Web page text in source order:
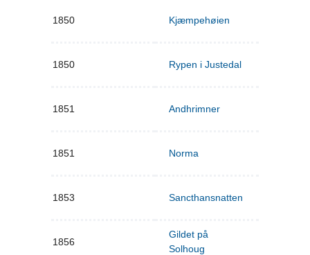
1850 Kjæmpehøien
1850 Rypen i Justedal
1851 Andhrimner
1851 Norma
1853 Sancthansnatten
1856
Gildet på
Solhoug